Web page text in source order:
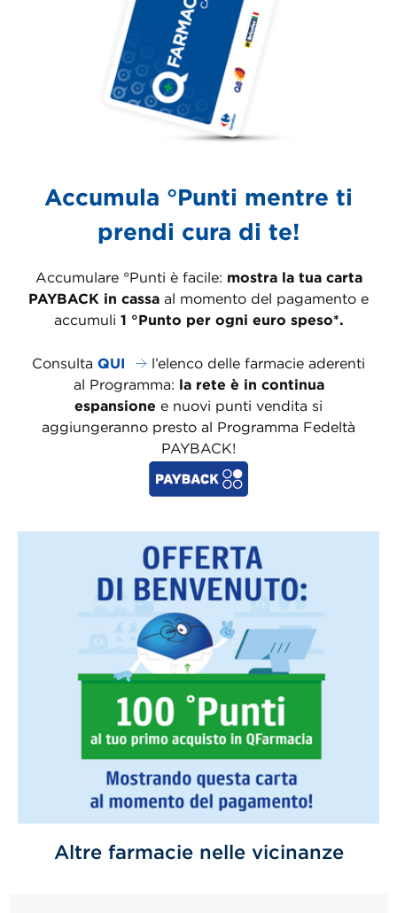
Accumula °Punti mentre ti
prendi cura di te!
Accumulare °Punti è facile: mostra la tua carta
PAYBACK in cassa al momento del pagamento e
accumuli 1 °Punto per ogni euro speso*.
Consulta QUI
l’elenco delle farmacie aderenti
al Programma: la rete è in continua
espansione e nuovi punti vendita si
aggiungeranno presto al Programma Fedeltà
PAYBACK!
Altre farmacie nelle vicinanze